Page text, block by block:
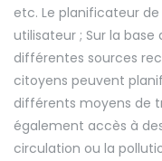
etc. Le planificateur
utilisateur ; Sur la
différentes sources
citoyens peuvent
différents moyens de
également accès à
circulation ou la